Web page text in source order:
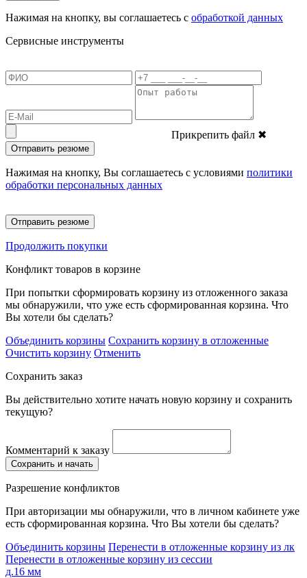
Нажимая на кнопку, вы соглашаетесь с обработкой данных
Сервисные инструменты
Прикрепить файл ✖
Отправить резюме
Нажимая на кнопку, Вы соглашаетесь с условиями политики
обработки персональных данных
Отправить резюме
Продолжить покупки
Конфликт товаров в корзине
При попытки сформировать корзину из отложенного заказа
мы обнаружили, что уже есть сформированная корзина. Что
Вы хотели бы сделать?
Объединить корзины Сохранить корзину в отложенные
Очистить корзину Отменить
Сохранить заказ
Вы действительно хотите начать новую корзину и сохранить
текущую?
Комментарий к заказу
Сохранить и начать
Разрешение конфликтов
При авторизации мы обнаружили, что в личном кабинете уже
есть сформированная корзина. Что Вы хотели бы сделать?
Объединить корзины Перенести в отложенные корзину из лк
Перенести в отложенные корзину из сессии
д.16 мм